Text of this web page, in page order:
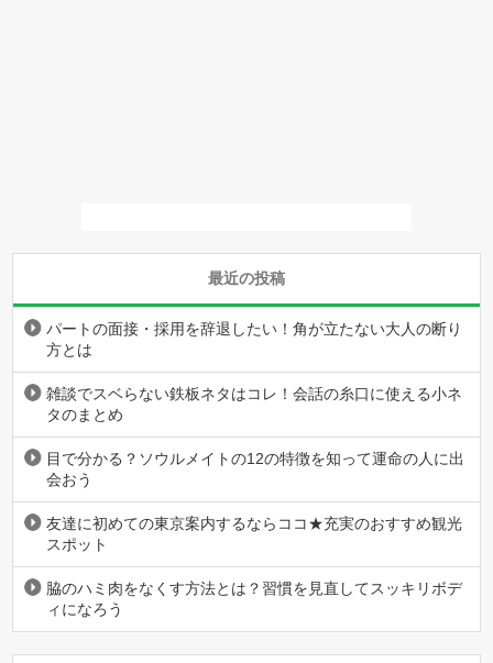
最近の投稿
パートの面接・採用を辞退したい！角が立たない大人の断り
方とは
雑談でスベらない鉄板ネタはコレ！会話の糸口に使える小ネ
タのまとめ
目で分かる？ソウルメイトの12の特徴を知って運命の人に出
会おう
友達に初めての東京案内するならココ★充実のおすすめ観光
スポット
脇のハミ肉をなくす方法とは？習慣を見直してスッキリボデ
ィになろう